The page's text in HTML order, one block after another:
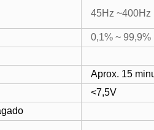
45Hz ~400Hz
0,1% ~
Aprox. 15
<7,5V